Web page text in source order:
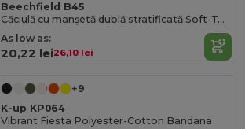
Beechfield B45
Căciulă cu manșetă dublă stratificată Soft-Touch
As low as:
20,22 lei26,10 lei
+9
K-up KP064
Vibrant Fiesta Polyester-Cotton Bandana